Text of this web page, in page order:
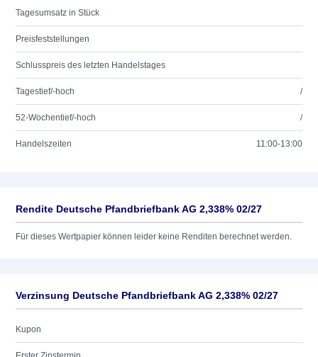
Tagesumsatz in Stück
Preisfeststellungen
Schlusspreis des letzten Handelstages
Tagestief/-hoch /
52-Wochentief/-hoch /
Handelszeiten 11:00-13:00
Rendite Deutsche Pfandbriefbank AG 2,338% 02/27
Für dieses Wertpapier können leider keine Renditen berechnet werden.
Verzinsung Deutsche Pfandbriefbank AG 2,338% 02/27
Kupon